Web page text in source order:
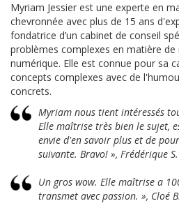
Myriam Jessier est une experte en
chevronnée avec plus de 15 ans
fondatrice d’un cabinet de conseil
problèmes complexes en matière
numérique. Elle est connue pour sa
concepts complexes avec de
concrets.
Myriam nous tient intéressés
Elle maîtrise très bien le sujet,
envie d'en savoir plus et de
suivante. Bravo! », Frédérique S.
Un gros wow. Elle maîtrise a
transmet avec passion. », Cloé B.